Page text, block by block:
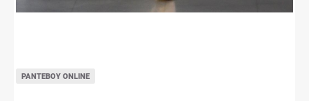
ΡΑΝΤΕΒΟΎ ONLINE